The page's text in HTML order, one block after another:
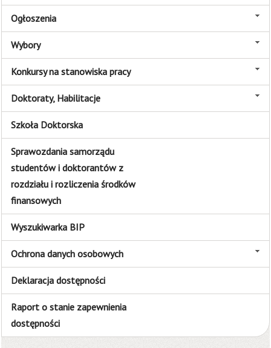
Ogłoszenia
Wybory
Konkursy na stanowiska pracy
Doktoraty, Habilitacje
Szkoła Doktorska
Sprawozdania samorządu
studentów i doktorantów z
rozdziału i rozliczenia środków
finansowych
Wyszukiwarka BIP
Ochrona danych osobowych
Deklaracja dostępności
Raport o stanie zapewnienia
dostępności